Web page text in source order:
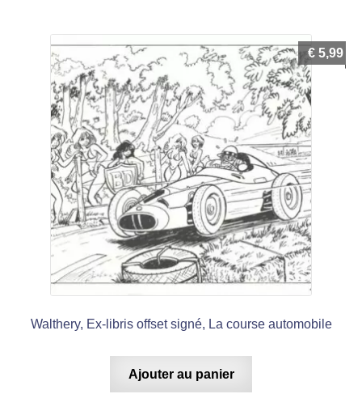
Walthery, Ex-libris offset signé, La course automobile
€ 5,99
Ajouter au panier